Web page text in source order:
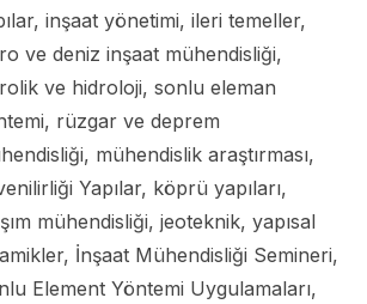
inşaat yönetimi, ileri temeller,
ve deniz inşaat mühendisliği,
ve hidroloji, sonlu eleman
rüzgar ve deprem
mühendislik araştırması,
Yapılar, köprü yapıları,
mühendisliği, jeoteknik, yapısal
İnşaat Mühendisliği Semineri,
Element Yöntemi Uygulamaları,